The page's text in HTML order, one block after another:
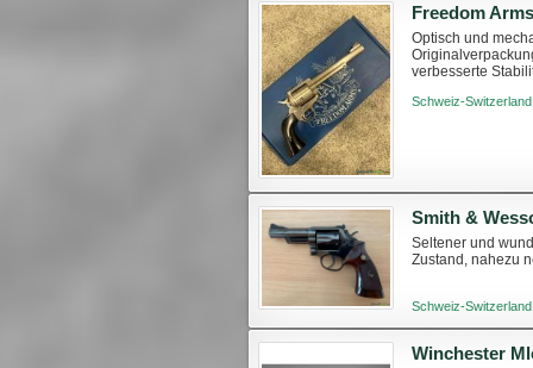
Freedom
Optisch und
verbesserte
Schweiz-
Seltener und
Zustand, nahezu
Schweiz-
Winchester